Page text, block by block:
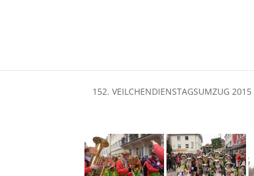
152. VEILCHENDIENSTAGSUMZUG 2015